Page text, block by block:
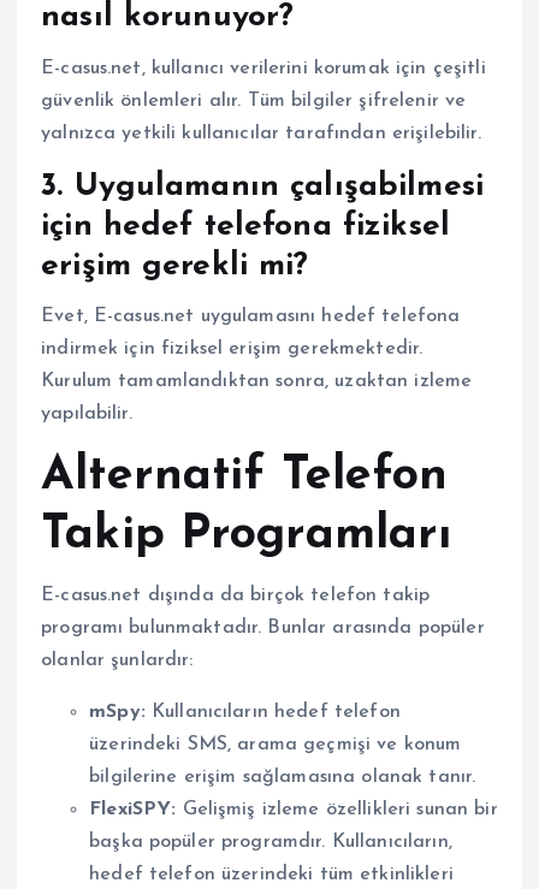
nasıl korunuyor?
E-casus.net, kullanıcı verilerini korumak için çeşitli
güvenlik önlemleri alır. Tüm bilgiler şifrelenir ve
yalnızca yetkili kullanıcılar tarafından erişilebilir.
3. Uygulamanın çalışabilmesi
için hedef telefona fiziksel
erişim gerekli mi?
Evet, E-casus.net uygulamasını hedef telefona
indirmek için fiziksel erişim gerekmektedir.
Kurulum tamamlandıktan sonra, uzaktan izleme
yapılabilir.
Alternatif Telefon
Takip Programları
E-casus.net dışında da birçok telefon takip
programı bulunmaktadır. Bunlar arasında popüler
olanlar şunlardır:
mSpy: Kullanıcıların hedef telefon
üzerindeki SMS, arama geçmişi ve konum
bilgilerine erişim sağlamasına olanak tanır.
FlexiSPY: Gelişmiş izleme özellikleri sunan bir
başka popüler programdır. Kullanıcıların,
hedef telefon üzerindeki tüm etkinlikleri